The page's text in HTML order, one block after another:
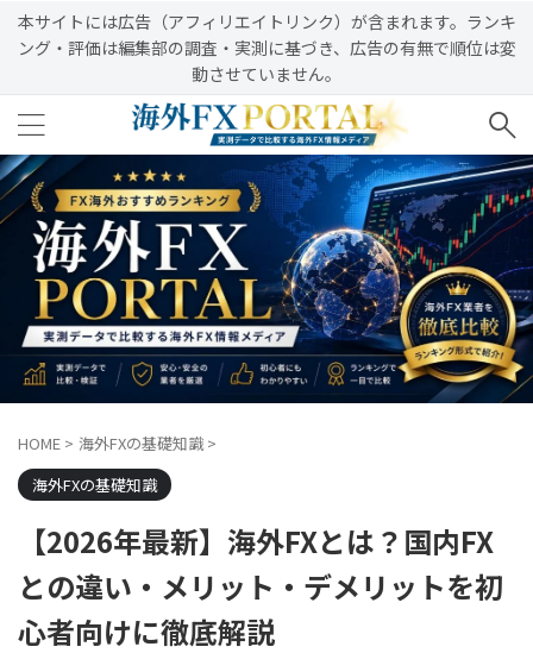
本サイトには広告（アフィリエイトリンク）が含まれます。ランキ
ング・評価は編集部の調査・実測に基づき、広告の有無で順位は変
動させていません。
HOME > 海外FXの基礎知識 >
海外FXの基礎知識
【2026年最新】海外FXとは？国内FX
との違い・メリット・デメリットを初
心者向けに徹底解説